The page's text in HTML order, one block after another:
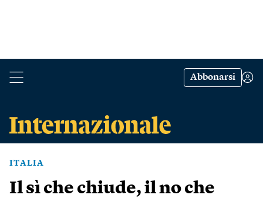
Abbonarsi
ITALIA
Il sì che chiude, il no che